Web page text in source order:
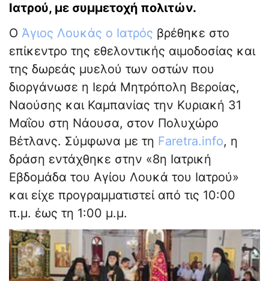
Ιατρού, με συμμετοχή πολιτών.
Ο Άγιος Λουκάς ο Ιατρός βρέθηκε στο
επίκεντρο της εθελοντικής αιμοδοσίας και
της δωρεάς μυελού των οστών που
διοργάνωσε η Ιερά Μητρόπολη Βεροίας,
Ναούσης και Καμπανίας την Κυριακή 31
Μαΐου στη Νάουσα, στον Πολυχώρο
Βέτλανς. Σύμφωνα με τη Faretra.info, η
δράση εντάχθηκε στην «8η Ιατρική
Εβδομάδα του Αγίου Λουκά του Ιατρού»
και είχε προγραμματιστεί από τις 10:00
π.μ. έως τη 1:00 μ.μ.